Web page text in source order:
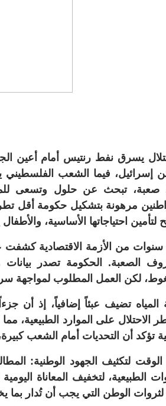
يسرق نفط رنتيس أمام أعين
إسرائيل، فيما الشعب
صعبة، تبحث عن حلول وتسعى
مرهونة بتشكيل حكومة أقل
لتأمين احتياجاتها الأساسية،
سنوات من الأزمة الاقتصادية
الصعبة. الحكومة تصدر
لكن العمل المطلوب لمواجهة
المياه تضيف عبئاً إضافياً، إذ أن
الاحتلال على الموارد الطبيعية،
تؤكد أن التحديات أمام الشعب
لتكثيف الجهود الوطنية:
الطبيعية، لتخفيف المعاناة
الوطن التي يجب أن تُدار بما